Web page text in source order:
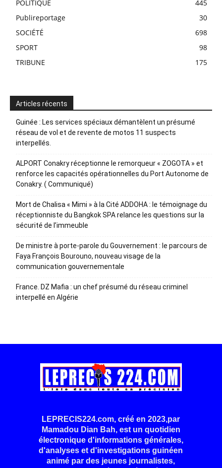
POLITIQUE
445
Publireportage
30
SOCIÉTÉ
698
SPORT
98
TRIBUNE
175
Articles récents
Guinée : Les services spéciaux démantèlent un présumé
réseau de vol et de revente de motos 11 suspects
interpellés.
ALPORT Conakry réceptionne le remorqueur « ZOGOTA » et
renforce les capacités opérationnelles du Port Autonome de
Conakry. ( Communiqué)
Mort de Chalisa « Mimi » à la Cité ADDOHA : le témoignage du
réceptionniste du Bangkok SPA relance les questions sur la
sécurité de l’immeuble
De ministre à porte-parole du Gouvernement : le parcours de
Faya François Bourouno, nouveau visage de la
communication gouvernementale
France. DZ Mafia : un chef présumé du réseau criminel
interpellé en Algérie
LEPRECIS224.com, créé en 2023,par
Mamadou Dian Bah, est un quotidien
électronique d'informations générales,
d'analyses et d'investigations guinéen
animé par des jeunes journalistes,